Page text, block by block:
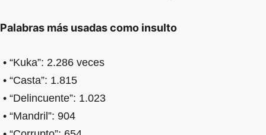
Palabras más usadas como insulto
• “Kuka”: 2.286 veces
• “Casta”: 1.815
• “Delincuente”: 1.023
• “Mandril”: 904